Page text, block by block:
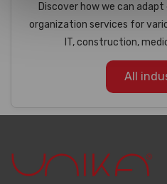
Discover how we can
organization services for
IT, construction,
All